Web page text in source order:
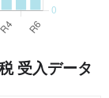
受入データ